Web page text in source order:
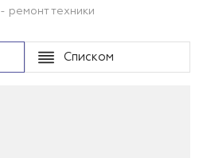
- ремонт техники
Списком